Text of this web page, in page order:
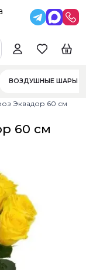
ВОЗДУШНЫЕ ШАРЫ
Эквадор 60 см
60 см